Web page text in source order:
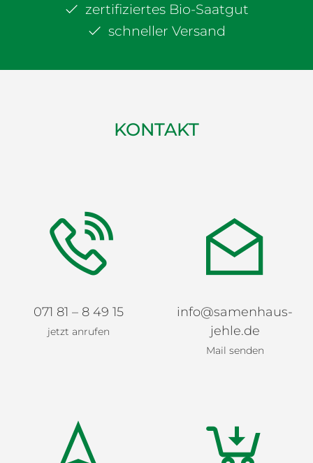
zertifiziertes Bio-Saatgut
schneller Versand
KONTAKT
071 81 – 8 49 15
jetzt anrufen
info@samenhaus-
jehle.de
Mail senden